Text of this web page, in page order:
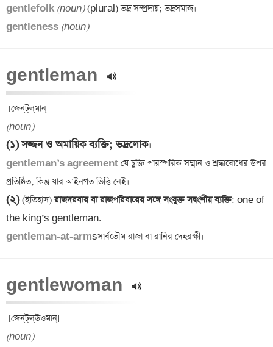
gentlefolk (noun)
gentleness (noun)
gentleman
(noun)
(১)সজ্জন ও অমায়িক ব্যক্তি; ভদ্রলোক
gentleman’s agreement যে চুক্তি পারস্পরিক সম্মান ও শ্রদ্ধাবোধের উপর
(২) (ইতিহাস) রাজদরবার বা রাজপরিবারের সঙ্গে সংযুক্ত সদ্বংশীয় ব্যক্তি: one of
gentleman-at-arm
gentlewoman
(noun)